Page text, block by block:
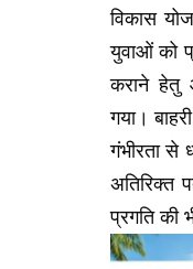
विकास
युवाओं को
कराने हेतु
गया।
गंभीरता से
अतिरिक्त
प्रगति की